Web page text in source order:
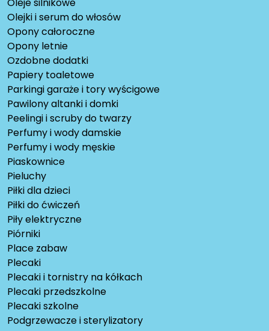
Oleje silnikowe
Olejki i serum do włosów
Opony całoroczne
Opony letnie
Ozdobne dodatki
Papiery toaletowe
Parkingi garaże i tory wyścigowe
Pawilony altanki i domki
Peelingi i scruby do twarzy
Perfumy i wody damskie
Perfumy i wody męskie
Piaskownice
Pieluchy
Piłki dla dzieci
Piłki do ćwiczeń
Piły elektryczne
Piórniki
Place zabaw
Plecaki
Plecaki i tornistry na kółkach
Plecaki przedszkolne
Plecaki szkolne
Podgrzewacze i sterylizatory